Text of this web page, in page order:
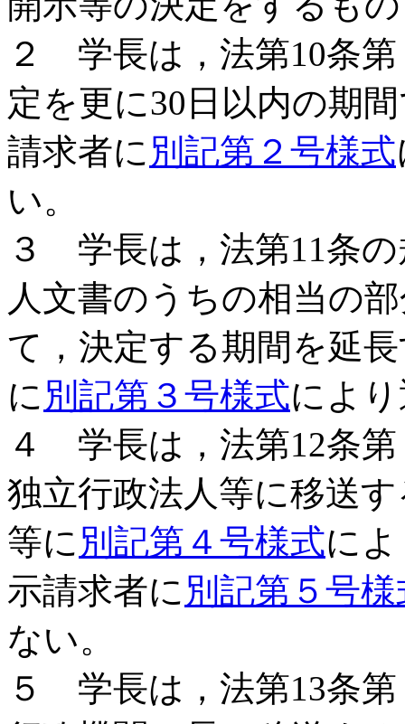
２ 学長は，法第10条
定を更に30日以内の期
請求者に別記第２号様式
い。
３ 学長は，法第11条
人文書のうちの相当の
て，決定する期間を延
に別記第３号様式によ
４ 学長は，法第12条
独立行政法人等に移送
等に別記第４号様式に
示請求者に別記第５号様
ない。
５ 学長は，法第13条